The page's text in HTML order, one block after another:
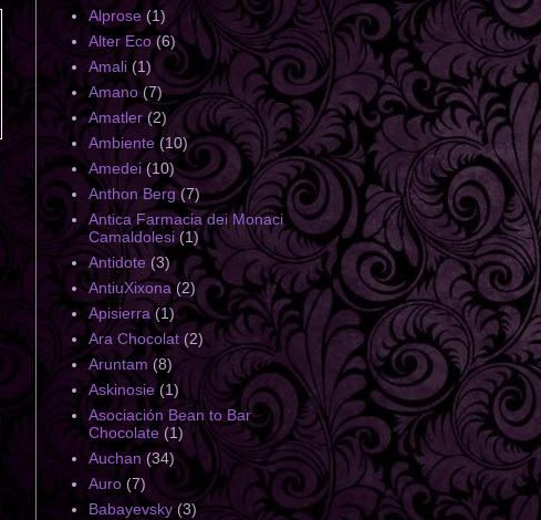
Alprose (1)
Alter Eco (6)
Amali (1)
Amano (7)
Amatler (2)
Ambiente (10)
Amedei (10)
Anthon Berg (7)
Antica Farmacia dei Monaci
Camaldolesi (1)
Antidote (3)
AntiuXixona (2)
Apisierra (1)
Ara Chocolat (2)
Aruntam (8)
Askinosie (1)
Asociación Bean to Bar
Chocolate (1)
Auchan (34)
Auro (7)
Babayevsky (3)